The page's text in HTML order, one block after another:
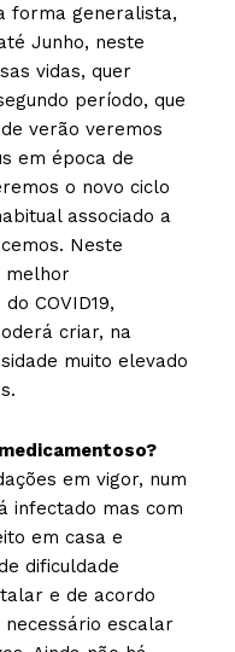
forma generalista,
Junho, neste
vidas, quer
período, que
verão veremos
em época de
o novo ciclo
associado a
Neste
melhor
COVID19,
criar, na
muito elevado
em vigor, num
infectado mas com
em casa e
dificuldade
e de acordo
escalar